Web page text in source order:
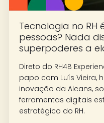
Tecnologia no RH
pessoas? Nada
superpoderes a
Direto do RH4B
papo com Luís Vieira,
inovação da Alcans,
ferramentas digitais
estratégico do RH.